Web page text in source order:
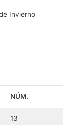
Invierno
NÚM.
13